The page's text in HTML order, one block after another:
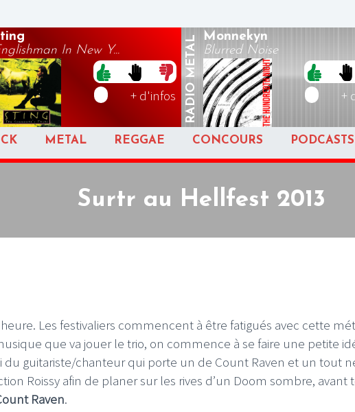
In New Y...
+ d'infos RADIO
METAL Monnekyn
Blurred Noise
+
METAL REGGAE CONCOURS PODCASTS
Surtr au Hellfest 2013
Les festivaliers commencent à être fatigués avec cette
que va jouer le trio, on commence à se faire une petite
du guitariste/chanteur qui porte un de Count Raven et un tout
Roissy afin de planer sur les rives d’un Doom sombre, avant
Raven.